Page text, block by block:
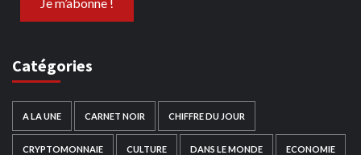
Catégories
A LA UNE CARNET NOIR CHIFFRE DU JOUR
CRYPTOMONNAIE CULTURE DANS LE MONDE ECONOMIE